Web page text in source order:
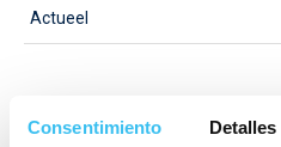
Consentimiento Detalles
Actueel